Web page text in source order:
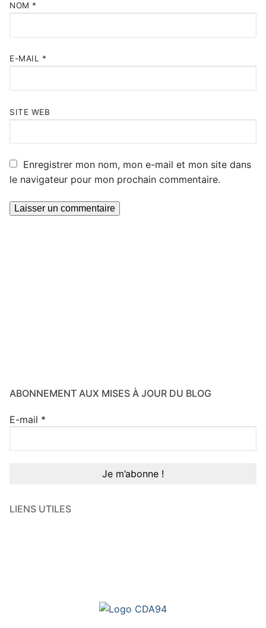
NOM *
E-MAIL *
SITE WEB
Enregistrer mon nom, mon e-mail et mon site dans
le navigateur pour mon prochain commentaire.
ABONNEMENT AUX MISES À JOUR DU BLOG
E-mail *
LIENS UTILES